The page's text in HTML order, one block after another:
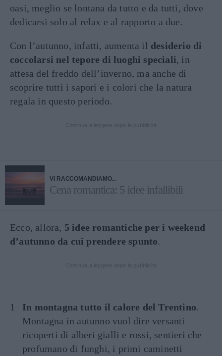
oasi, meglio se lontana da tutto e da tutti, dove
dedicarsi solo al relax e al rapporto a due.
Con l’autunno, infatti, aumenta il desiderio di
coccolarsi nel tepore di luoghi speciali, in
attesa del freddo dell’inverno, ma anche di
scoprire tutti i sapori e i colori che la natura
regala in questo periodo.
VI RACCOMANDIAMO...
Cena romantica: 5 idee infallibili
Ecco, allora, 5 idee romantiche per i weekend
d’autunno da cui prendere spunto.
In montagna tutto il calore del Trentino.
Montagna in autunno vuol dire versanti
ricoperti di alberi gialli e rossi, sentieri che
profumano di funghi, i primi caminetti